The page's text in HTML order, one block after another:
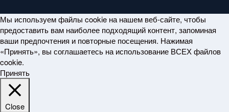
Мы используем файлы cookie на нашем веб-сайте, чтобы
предоставить вам наиболее подходящий контент, запоминая
ваши предпочтения и повторные посещения. Нажимая
«Принять», вы соглашаетесь на использование ВСЕХ файлов
cookie.
Принять
Close